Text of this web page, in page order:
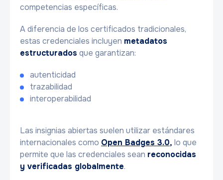
competencias específicas.
A diferencia de los certificados tradicionales,
estas credenciales incluyen metadatos
estructurados que garantizan:
autenticidad
trazabilidad
interoperabilidad
Las insignias abiertas suelen utilizar estándares
internacionales como Open Badges 3.0, lo que
permite que las credenciales sean reconocidas
y verificadas globalmente.